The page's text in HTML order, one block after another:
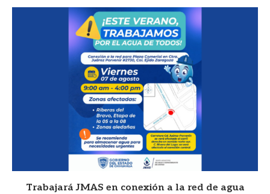
Trabajará JMAS en conexión a la red de agua